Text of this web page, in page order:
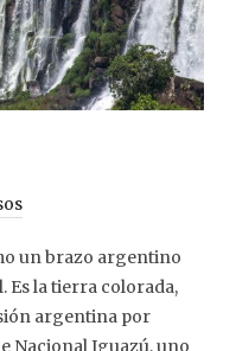
un brazo argentino
Es la tierra colorada,
argentina por
Nacional Iguazú, uno